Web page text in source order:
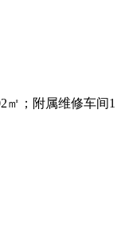
；附属维修车间1